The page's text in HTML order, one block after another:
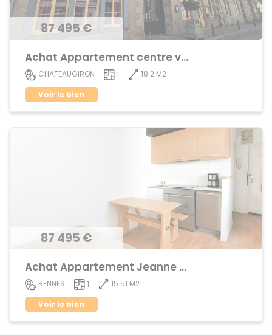
87 495 €
Achat Appartement centre ville
CHATEAUGIRON 1
18.2 M2
Voir le bien
87 495 €
Achat Appartement Jeanne d'Arc
RENNES 1
15.51 M2
Voir le bien